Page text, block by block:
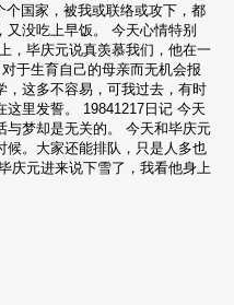
国家，被我或联络或攻下，都
没吃上早饭。 今天心情特别
，毕庆元说真羡慕我们，他在一
于生育自己的母亲而无机会报
，这多不容易，可我过去，有时
里发誓。 19841217日记 今天
与梦却是无关的。 今天和毕庆元
候。大家还能排队，只是人多也
庆元进来说下雪了，我看他身上